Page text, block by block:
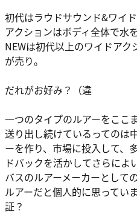
初代はラウドサウンド&ワイ
アクションはボディ全体で水
NEWは初代以上のワイドア
が売り。
だれがお好み？（違
一つのタイプのルアーをここ
送り出し続けているってのは
ーを作り、市場に投入して、
ドバックを活かしてさらによ
バスのルアーメーカーとして
ルアーだと個人的に思ってい
証？